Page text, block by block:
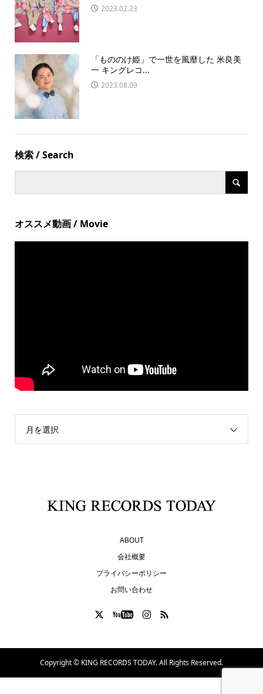
2023.02.23
「もののけ姫」で一世を風靡した 米良美
一 キングレコ...
2023.08.09
検索 / Search
オススメ動画 / Movie
月を選択
ABOUT
会社概要
プライバシーポリシー
お問い合わせ
Copyright © KING RECORDS TODAY. All Rights Reserved.